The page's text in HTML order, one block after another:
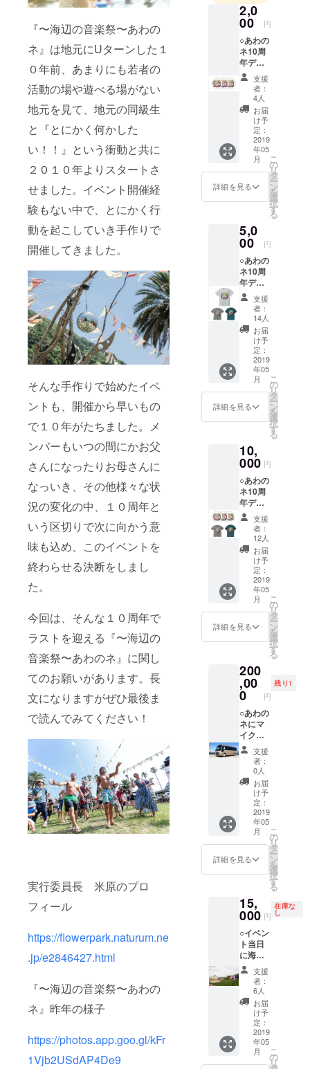
『〜海辺の音楽祭〜あわの
ネ』は地元にUターンした１
０年前、あまりにも若者の
活動の場や遊べる場がない
地元を見て、地元の同級生
と『とにかく何かした
い！！』という衝動と共に
２０１０年よりスタートさ
せました。イベント開催経
験もない中で、とにかく行
動を起こしていき手作りで
開催してきました。
そんな手作りで始めたイベ
ントも、開催から早いもの
で１０年がたちました。メ
ンバーもいつの間にかお父
さんになったりお母さんに
なっいき、その他様々な状
況の変化の中、１０周年と
いう区切りで次に向かう意
味も込め、このイベントを
終わらせる決断をしまし
た。
今回は、そんな１０周年で
ラストを迎える『〜海辺の
音楽祭〜あわのネ』に関し
てのお願いがあります。長
文になりますがぜひ最後ま
で読んでみてください！
実行委員長 米原のプロ
フィール
https://flowerpark.naturum.ne
.jp/e2846427.html
『〜海辺の音楽祭〜あわの
ネ』昨年の様子
https://photos.app.goo.gl/kFr
1Vjb2USdAP4De9
2,0
00 円
○あわの
ネ10周
年デザ
イン
ステッ
カー4
枚：
2,000円
・オリ
ジナル
デザイ
ンの
8cm円
形ス
テッ
カーで
車やパ
ソコン
などに
貼って
かっこ
良く発
信して
くださ
い。
支援
者：
4人
お届
け予
定：
2019
年05
月
詳細を見る
こ
の
リ
タ
ー
ン
を
選
択
す
る
5,0
00 円
○あわの
ネ10周
年デザ
イン T
シャツ
１枚：
5,000
円
・サイ
ズ/色に
関して
は募集
終了後
に各自
聞き取
り作製
ます。
１０種
類は色
展開す
る予定
です。
・サイ
ズはひ
とまず
版の大
きさの
関係で
大人用
のみ、
女性用
と男性
用も用
望が多
ければ
子供用
も作成
する予
定で
す。
支援
者：
14人
お届
け予
定：
2019
年05
月
詳細を見る
こ
の
リ
タ
ー
ン
を
選
択
す
る
10,
000 円
○あわの
ネ10周
年デザ
イン
グッズ
ペア
セッ
ト：
10,000
シャツ
２枚、
ステッ
カー２
枚セッ
ト ・オ
ルデザ
インの
8cm円
形ス
テッ
カーで
す。 ・
Tシャツ
のサイ
ズ/色に
関して
は募集
終了後
に各自
聞き取
り作製
となり
ます。
１０種
類は色
る予定
です。
・サイ
ズはひ
とまず
版の大
きさの
関係で
大人用
のみ、
女性用
と男性
用も用
意しま
す。
支援
者：
12人
お届
け予
定：
2019
年05
月
詳細を見る
こ
の
リ
タ
ー
ン
を
選
択
す
る
200
,00
0 円
残り1
○あわの
ネにマ
イクロ
バスを
チャー
ターす
るスペ
シャル
プラ
ン：
200,000
・
イベン
ト当日
にマイ
ス28人
乗りで
都内か
ら往復
送迎し
ます。
・
現地で
はBBQ
セット
付きの
席をご
用意さ
せてい
ただき
支援
者：
0人
お届
け予
定：
2019
年05
月
詳細を見る
こ
の
リ
タ
ー
ン
を
選
択
す
る
15,
000 円
在庫な
し
○イベン
ト当日
に海辺
の特別
区画で
車乗り
入れ
CAMP
できる
チケッ
ト：
15,000
円/１区
支援
者：
6人
お届
け予
定：
2019
年05
月
こ
の
リ